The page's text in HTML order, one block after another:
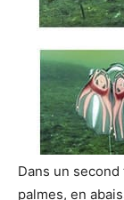
Dans un
palmes, en